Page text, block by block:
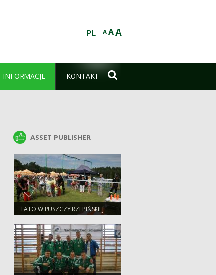
AAA
PL
INFORMACJE KONTAKT 
ASSET PUBLISHER
ASSET PUBLISHER
LATO W PUSZCZY RZEPIŃSKIEJ